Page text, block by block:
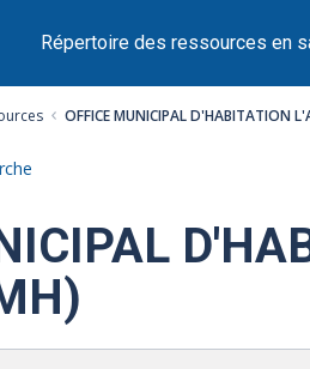
Répertoire des ressources en
OFFICE MUNICIPAL D'HABITATION